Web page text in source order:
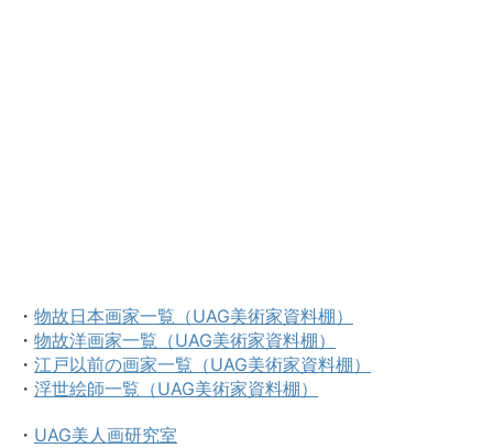
・ 物故日本画家一覧（UAG美術家資料棚）
・ 物故洋画家一覧（UAG美術家資料棚）
・ 江戸以前の画家一覧（UAG美術家資料棚）
・ 浮世絵師一覧（UAG美術家資料棚）
・ UAG美人画研究室